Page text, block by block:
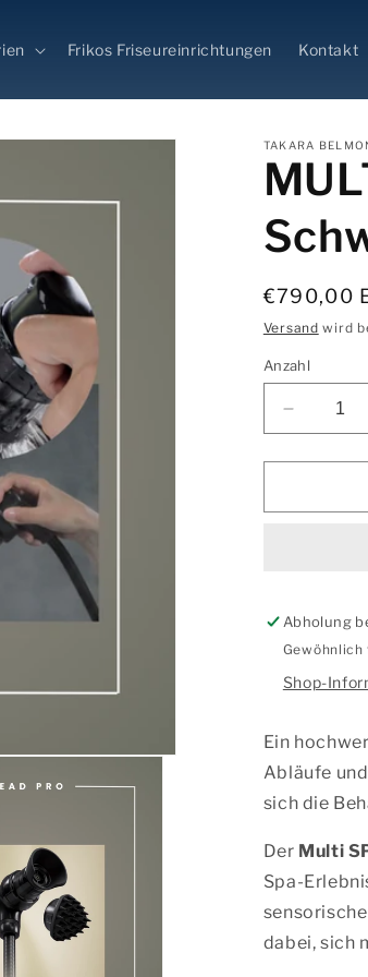
Frikos Friseureinrichtungen Kontakt
TAKARA
Normaler
Preis
€790,00
Versand wird
Anzahl
Verringere
die
Menge
MULTI
Schwarz
Abholung
Shop-
Ein
Abläufe
sich die
Der Multi
Spa-
dabei, sich